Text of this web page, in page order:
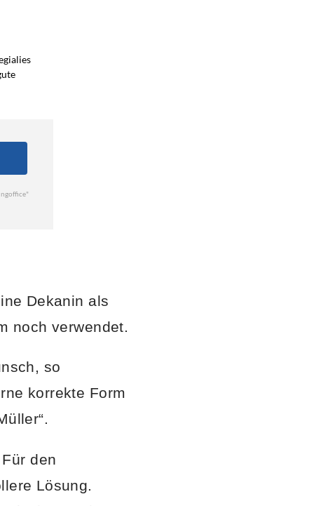
Dekanin als
noch verwendet.
so
korrekte Form
den
Lösung.